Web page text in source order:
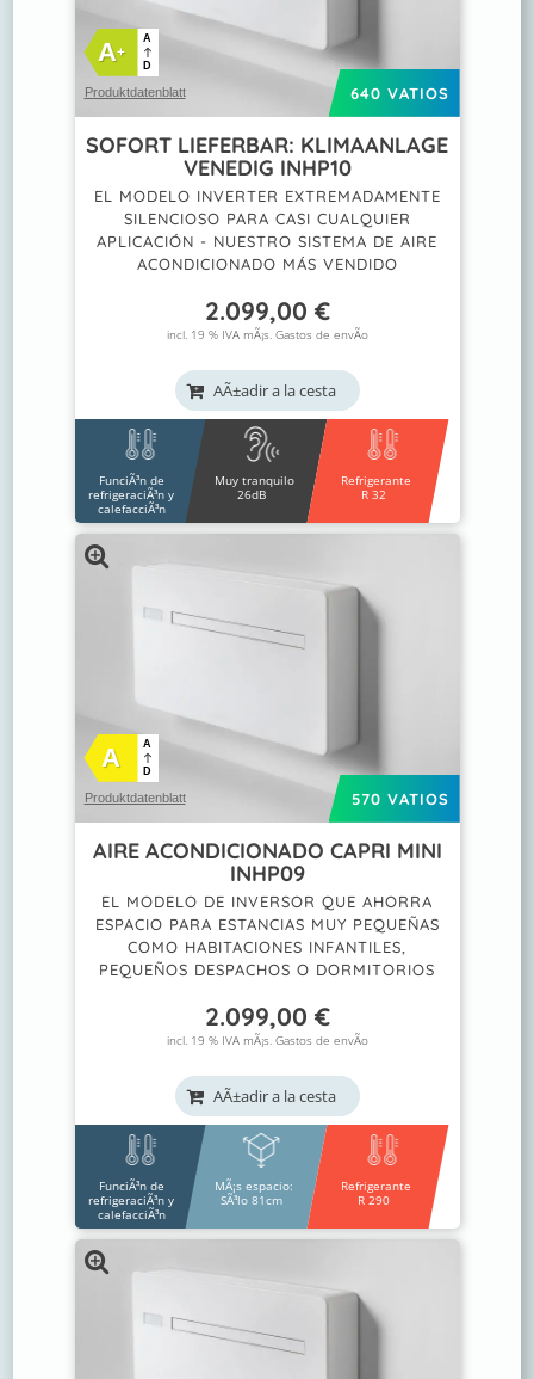
640 VATIOS
A+
A
D
Produktdatenblatt
SOFORT LIEFERBAR: KLIMAANLAGE
VENEDIG INHP10
EL MODELO INVERTER EXTREMADAMENTE
SILENCIOSO PARA CASI CUALQUIER
APLICACIÓN - NUESTRO SISTEMA DE AIRE
ACONDICIONADO MÁS VENDIDO
2.099,00 €
incl. 19 % IVA mÃ¡s. Gastos de envÃ­o
AÃ±adir a la cesta
FunciÃ³n de
refrigeraciÃ³n y
calefacciÃ³n
Muy tranquilo
26dB
Refrigerante
R 32
570 VATIOS
A A
D
Produktdatenblatt
AIRE ACONDICIONADO CAPRI MINI
INHP09
EL MODELO DE INVERSOR QUE AHORRA
ESPACIO PARA ESTANCIAS MUY PEQUEÑAS
COMO HABITACIONES INFANTILES,
PEQUEÑOS DESPACHOS O DORMITORIOS
2.099,00 €
incl. 19 % IVA mÃ¡s. Gastos de envÃ­o
AÃ±adir a la cesta
FunciÃ³n de
refrigeraciÃ³n y
calefacciÃ³n
MÃ¡s espacio:
SÃ³lo 81cm
Refrigerante
R 290